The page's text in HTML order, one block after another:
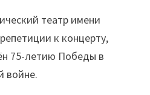
театр имени
к концерту,
75-летию Победы в
войне.